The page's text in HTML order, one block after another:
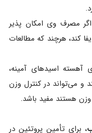
مصرف وی امکان‌ پذیر
کند، هرچند که مطالعات
آهسته اسیدهای آمینه،
می‌تواند در کنترل وزن
هستند مفید باشد.
، برای تأمین پروتئین در